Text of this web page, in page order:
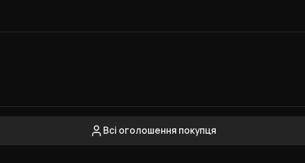
Всі оголошення покупця